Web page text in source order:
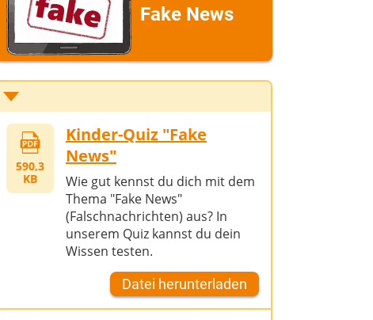
Fake News
590,3
KB
Kinder-Quiz "Fake
News"
Wie gut kennst du dich mit dem
Thema "Fake News"
(Falschnachrichten) aus? In
unserem Quiz kannst du dein
Wissen testen.
Datei herunterladen